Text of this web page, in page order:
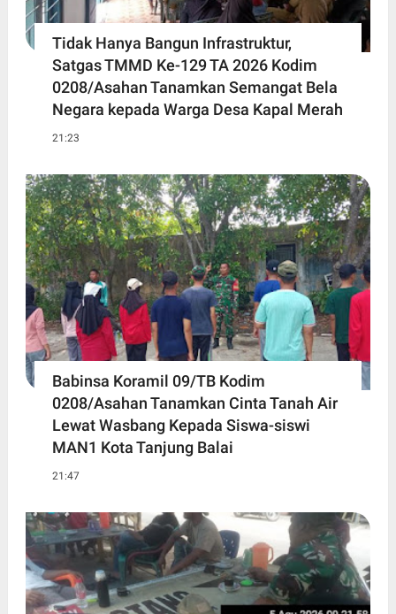
Tidak Hanya Bangun Infrastruktur,
Satgas TMMD Ke-129 TA 2026 Kodim
0208/Asahan Tanamkan Semangat Bela
Negara kepada Warga Desa Kapal Merah
21:23
Babinsa Koramil 09/TB Kodim
0208/Asahan Tanamkan Cinta Tanah Air
Lewat Wasbang Kepada Siswa-siswi
MAN1 Kota Tanjung Balai
21:47